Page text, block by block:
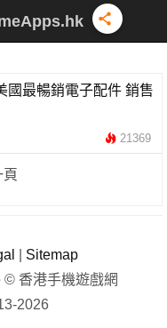
國最暢銷電子配件 銷售
21369
Sitemap
© 香港手機遊戲網
2026